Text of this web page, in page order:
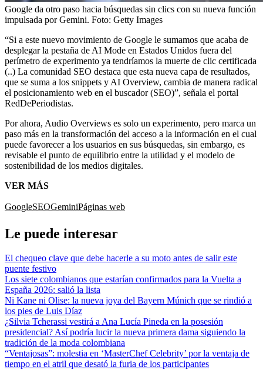
Google da otro paso hacia búsquedas sin clics con su nueva función
impulsada por Gemini. Foto: Getty Images
“Si a este nuevo movimiento de Google le sumamos que acaba de
desplegar la pestaña de AI Mode en Estados Unidos fuera del
perímetro de experimento ya tendríamos la muerte de clic certificada
(..) La comunidad SEO destaca que esta nueva capa de resultados,
que se suma a los snippets y AI Overview, cambia de manera radical
el posicionamiento web en el buscador (SEO)”, señala el portal
RedDePeriodistas.
Por ahora, Audio Overviews es solo un experimento, pero marca un
paso más en la transformación del acceso a la información en el cual
puede favorecer a los usuarios en sus búsquedas, sin embargo, es
revisable el punto de equilibrio entre la utilidad y el modelo de
sostenibilidad de los medios digitales.
VER MÁS
GoogleSEOGeminiPáginas web
Le puede interesar
El chequeo clave que debe hacerle a su moto antes de salir este
puente festivo
Los siete colombianos que estarían confirmados para la Vuelta a
España 2026: salió la lista
Ni Kane ni Olise: la nueva joya del Bayern Múnich que se rindió a
los pies de Luis Díaz
¿Silvia Tcherassi vestirá a Ana Lucía Pineda en la posesión
presidencial? Así podría lucir la nueva primera dama siguiendo la
tradición de la moda colombiana
“Ventajosas”: molestia en ‘MasterChef Celebrity’ por la ventaja de
tiempo en el atril que desató la furia de los participantes